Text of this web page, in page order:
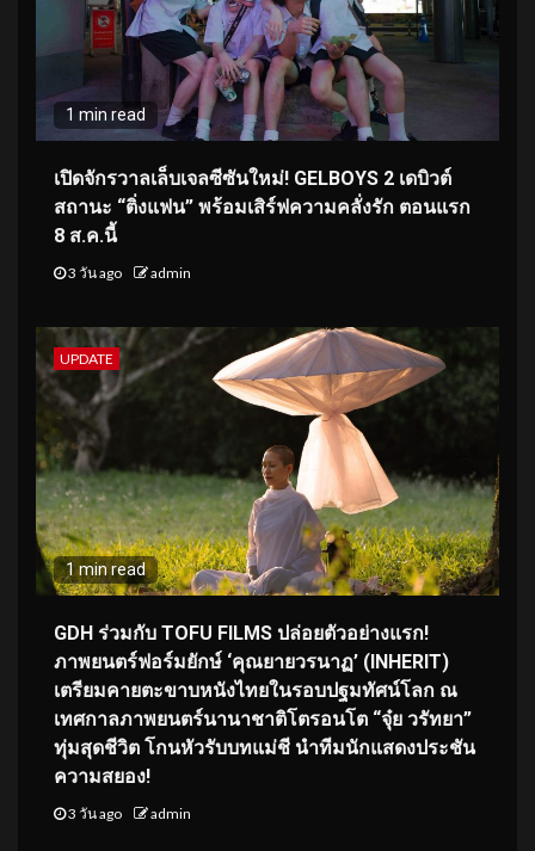
1 min read
เปิดจักรวาลเล็บเจลซีซันใหม่! GELBOYS 2 เดบิวต์
สถานะ “ติ่งแฟน” พร้อมเสิร์ฟความคลั่งรัก ตอนแรก
8 ส.ค.นี้
3 วัน ago admin
UPDATE
1 min read
GDH ร่วมกับ TOFU FILMS ปล่อยตัวอย่างแรก!
ภาพยนตร์ฟอร์มยักษ์ ‘คุณยายวรนาฏ’ (INHERIT)
เตรียมคายตะขาบหนังไทยในรอบปฐมทัศน์โลก ณ
เทศกาลภาพยนตร์นานาชาติโตรอนโต “จุ๋ย วรัทยา”
ทุ่มสุดชีวิต โกนหัวรับบทแม่ชี นำทีมนักแสดงประชัน
ความสยอง!
3 วัน ago admin